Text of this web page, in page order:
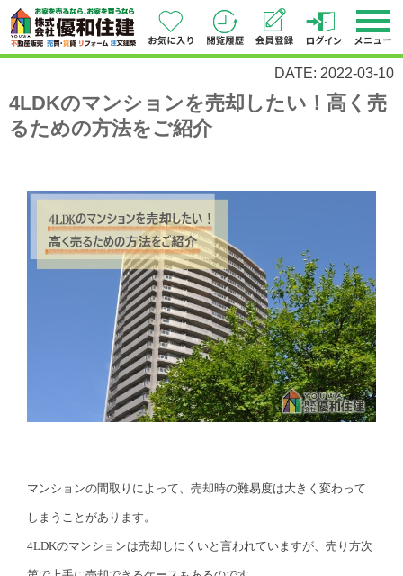
DATE: 2022-03-10
4LDKのマンションを売却したい！高く売
るための方法をご紹介
マンションの間取りによって、売却時の難易度は大きく変わって
しまうことがあります。
4LDKのマンションは売却しにくいと言われていますが、売り方次